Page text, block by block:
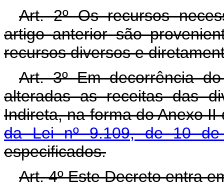
Art. 2º Os recursos
artigo anterior são
recursos diversos e
Art. 3º Em decorrência
alteradas as receitas das
Indireta, na forma do Anexo
da Lei nº 9.109, de 10 de
especificados.
Art. 4º Este Decreto entra